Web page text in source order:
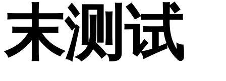
末测试